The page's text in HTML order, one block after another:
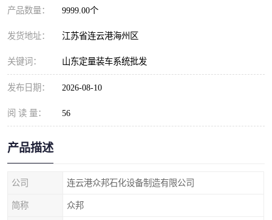
产品数量： 9999.00个
发货地址： 江苏省连云港海州区
关键词： 山东定量装车系统批发
发布日期： 2026-08-10
阅 读 量： 56
产品描述
公司 连云港众邦石化设备制造有限公司
简称 众邦